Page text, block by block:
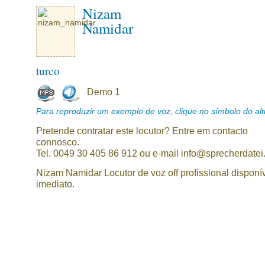
Nizam
Namidar
turco
Demo 1
Para reproduzir um exemplo de voz, clique no símbolo do
Pretende contratar este locutor? Entre em contacto
connosco.
Tel. 0049 30 405 86 912 ou e-mail
Nizam Namidar Locutor de voz off profissional
imediato.